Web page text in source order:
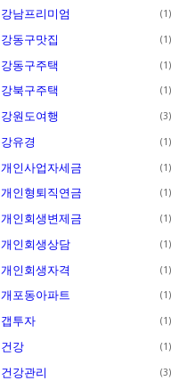
강남프리미엄 1
강동구맛집 1
강동구주택 1
강북구주택 1
강원도여행 3
강유경 1
개인사업자세금 1
개인형퇴직연금 1
개인회생변제금 1
개인회생상담 1
개인회생자격 1
개포동아파트 1
갭투자 1
건강 1
건강관리 3